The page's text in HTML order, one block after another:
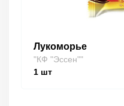
Лукоморье
"КФ "Эссен""
1 шт